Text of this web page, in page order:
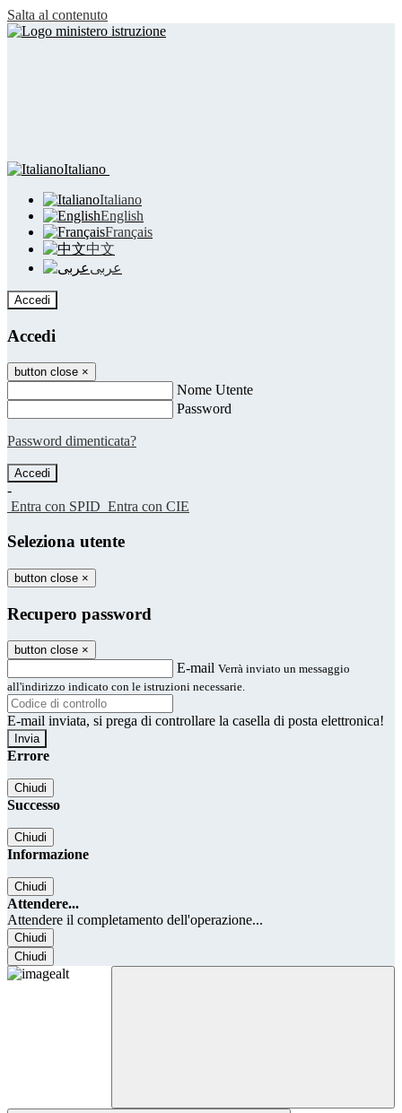
Salta al contenuto
Italiano
Italiano
English
Français
中文
عربى
Accedi
Accedi
button close ×
Nome Utente
Password
Password dimenticata?
-
Entra con SPID Entra con CIE
Seleziona utente
button close ×
Recupero password
button close ×
E-mail Verrà inviato un messaggio
all'indirizzo indicato con le istruzioni necessarie.
E-mail inviata, si prega di controllare la casella di posta elettronica!
Errore
Chiudi
Successo
Chiudi
Informazione
Chiudi
Attendere...
Attendere il completamento dell'operazione...
Chiudi
Chiudi